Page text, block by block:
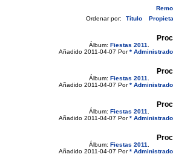
Ordenar por:
Título
Álbum: Fiestas 2011
Añadido 2011-04-07 Por*
Álbum: Fiestas 2011
Añadido 2011-04-07 Por*
Álbum: Fiestas 2011
Añadido 2011-04-07 Por*
Álbum: Fiestas 2011
Añadido 2011-04-07 Por*